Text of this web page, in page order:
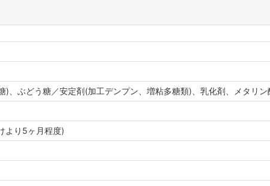
)、ぶどう糖／安定剤(加工デンプン、増粘多糖類)、乳化剤、メタリ
より5ヶ月程度)